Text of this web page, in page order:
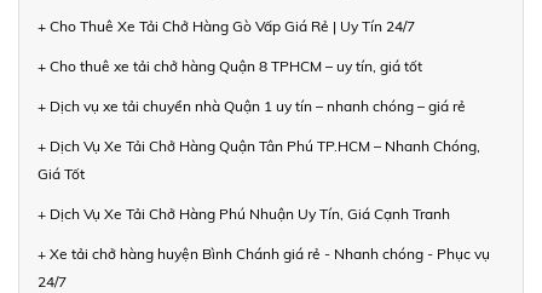
+ Cho Thuê Xe Tải Chở Hàng Gò Vấp Giá Rẻ | Uy Tín 24/7
+ Cho thuê xe tải chở hàng Quận 8 TPHCM – uy tín, giá tốt
+ Dịch vụ xe tải chuyển nhà Quận 1 uy tín – nhanh chóng – giá rẻ
+ Dịch Vụ Xe Tải Chở Hàng Quận Tân Phú TP.HCM – Nhanh Chóng,
Giá Tốt
+ Dịch Vụ Xe Tải Chở Hàng Phú Nhuận Uy Tín, Giá Cạnh Tranh
+ Xe tải chở hàng huyện Bình Chánh giá rẻ - Nhanh chóng - Phục vụ
24/7